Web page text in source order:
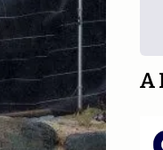
A